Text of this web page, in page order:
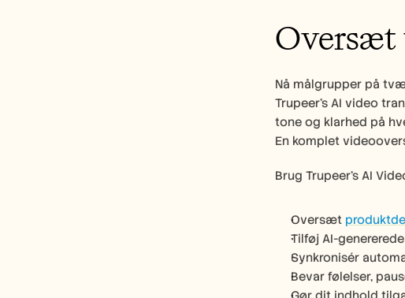
Oversæt
Nå målgrupper på
Trupeer’s AI video
tone og klarhed på
En komplet
Brug Trupeer’s AI
Oversæt
Tilføj AI-
Synkronisér
Bevar følelser,